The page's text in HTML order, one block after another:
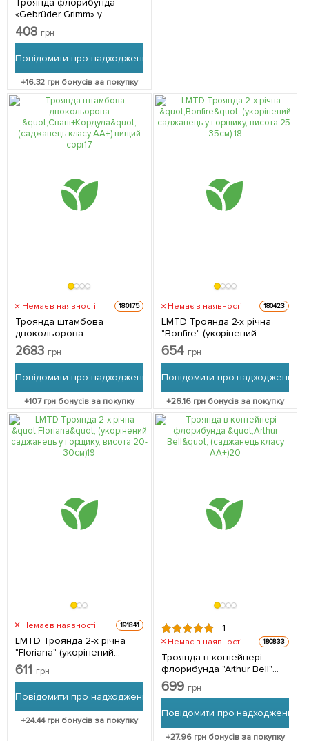
Троянда флорибунда
«Gebrüder Grimm» у
контейнері, вищий сорт 1
саджанець в упаковці
408 грн
Повідомити про надходження
+16.32 грн бонусів за покупку
Немає в наявності 180175
Троянда штамбова
двокольорова
"Свані+Кордула"
(саджанець класу АА+)
упаковці
2683 грн
Повідомити про надходження
+107грн бонусів за покупку
Немає в наявності 180423
LMTD Троянда 2-х річна
"Bonfire" (укорінений
саджанець у горщику,
висота 25-35см) з
упаковці
654 грн
Повідомити про надходження
+26.16 грн бонусів за покупку
Немає в наявності 191841
LMTD Троянда 2-х річна
"Floriana" (укорінений
саджанець у горщику,
висота 20-30см) з
упаковці
611 грн
Повідомити про надходження
+24.44грн бонусів за покупку
1
Немає в наявності 180833
Троянда в контейнері
флорибунда "Arthur Bell"
(саджанець класу АА+) 1
саджанець в упаковці
699 грн
Повідомити про надходження
+27.96 грн бонусів за покупку